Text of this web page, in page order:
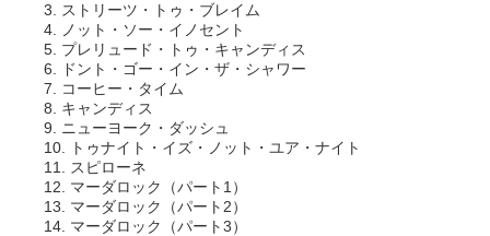
3. ストリーツ・トゥ・ブレイム
4. ノット・ソー・イノセント
5. プレリュード・トゥ・キャンディス
6. ドント・ゴー・イン・ザ・シャワー
7. コーヒー・タイム
8. キャンディス
9. ニューヨーク・ダッシュ
10. トゥナイト・イズ・ノット・ユア・ナイト
11. スピローネ
12. マーダロック（パート1）
13. マーダロック（パート2）
14. マーダロック（パート3）